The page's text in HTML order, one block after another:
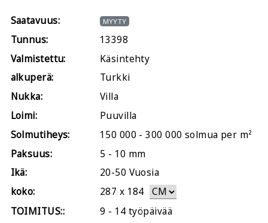
Saatavuus: MYYTY
Tunnus:
13398
Valmistettu:
Käsintehty
alkuperä:
Turkki
Nukka:
Villa
Loimi:
Puuvilla
Solmutiheys:
150 000 - 300 000 solmua per m²
Paksuus:
5 - 10 mm
Ikä:
20-50 Vuosia
koko:
287 x 184
TOIMITUS::
9 - 14 työpäivää